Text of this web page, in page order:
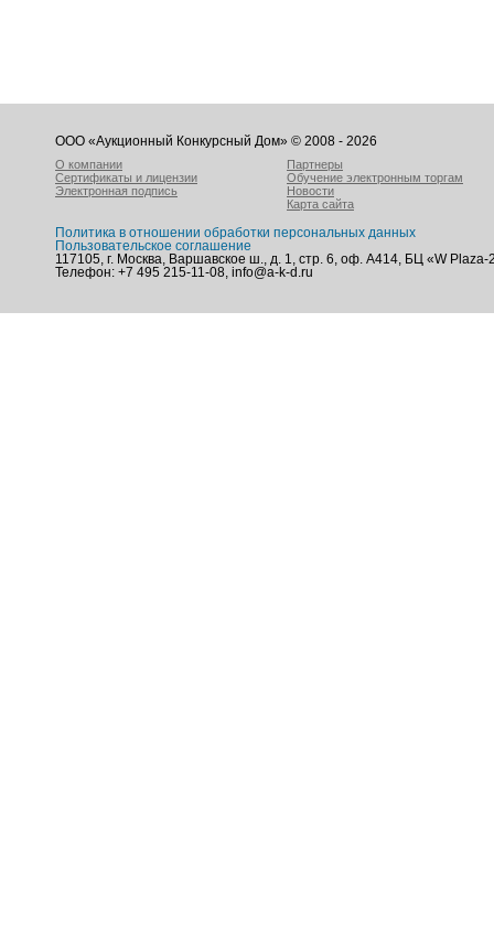
ООО «Аукционный Конкурсный Дом» © 2008 - 2026
О компании
Сертификаты и лицензии
Электронная подпись
Партнеры
Обучение электронным торгам
Новости
Карта сайта
Политика в отношении обработки персональных данных
Пользовательское соглашение
117105, г. Москва, Варшавское ш., д. 1, стр. 6, оф. А414, БЦ «W Plaza-
Телефон: +7 495 215-11-08, info@a-k-d.ru